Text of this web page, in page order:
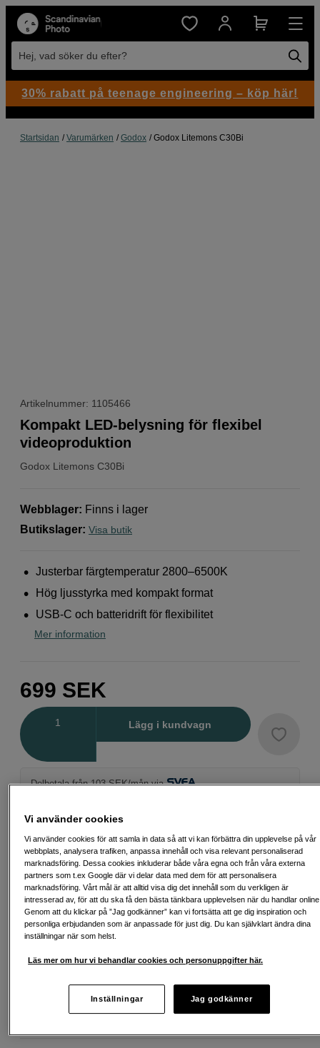
Hej, vad söker du efter?
Startsidan Varumärken Godox Godox Litemons C30Bi
Artikelnummer: 1105466
Godox Litemons C30Bi
Kompakt LED-belysning för flexibel
videoproduktion
Webblager: Finns i lager
Butikslager: Visa butik
Justerbar färgtemperatur 2800–6500K
Hög ljusstyrka med kompakt format
USB-C och batteridrift för flexibilitet
Mer information
699 SEK
Lägg i kundvagn
Delbetala från 103 SEK/mån via
Startavgift 495 SEK, aviavgift 45 SEK/mån tillkommer
Att låna kostar pengar! Om du inte kan betala tillbaka skulden i tid
riskerar du en betalningsanmärkning. Det kan leda till svårigheter att få hyra
bostad, teckna abonnemang och få nya lån. För stöd, vänd dig till budget-
konsumentverket.se (öppnas i ny flik)
30% rabatt på teenage engineering – köp här!
Vi använder cookies
Vi använder cookies för att samla in data så att vi kan förbättra din upplevelse på vår
webbplats, analysera trafiken, anpassa innehåll och visa relevant personaliserad
marknadsföring. Dessa cookies inkluderar både våra egna och från våra externa
partners som t.ex Google där vi delar data med dem för att personalisera
marknadsföring. Vårt mål är att alltid visa dig det innehåll som du verkligen är
intresserad av, för att du ska få den bästa tänkbara upplevelsen när du handlar
Genom att du klickar på ”Jag godkänner” kan vi fortsätta att ge dig inspiration och
personliga erbjudanden som är anpassade för just dig. Du kan självklart ändra dina
inställningar när som helst.
Läs mer om hur vi behandlar cookies och personuppgifter här.
Inställningar Jag godkänner